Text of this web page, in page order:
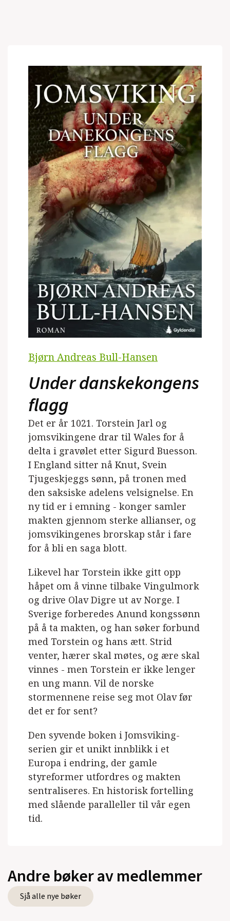
Bjørn Andreas Bull-Hansen
Under danskekongens
flagg
Det er år 1021. Torstein Jarl og
jomsvikingene drar til Wales for å
delta i gravølet etter Sigurd Buesson.
I England sitter nå Knut, Svein
Tjugeskjeggs sønn, på tronen med
den saksiske adelens velsignelse. En
ny tid er i emning - konger samler
makten gjennom sterke allianser, og
jomsvikingenes brorskap står i fare
for å bli en saga blott.
Likevel har Torstein ikke gitt opp
håpet om å vinne tilbake Vingulmork
og drive Olav Digre ut av Norge. I
Sverige forberedes Anund kongssønn
på å ta makten, og han søker forbund
med Torstein og hans ætt. Strid
venter, hærer skal møtes, og ære skal
vinnes - men Torstein er ikke lenger
en ung mann. Vil de norske
stormennene reise seg mot Olav før
det er for sent?
Den syvende boken i Jomsviking-
serien gir et unikt innblikk i et
Europa i endring, der gamle
styreformer utfordres og makten
sentraliseres. En historisk fortelling
med slående paralleller til vår egen
tid.
Andre bøker av medlemmer
Sjå alle nye bøker